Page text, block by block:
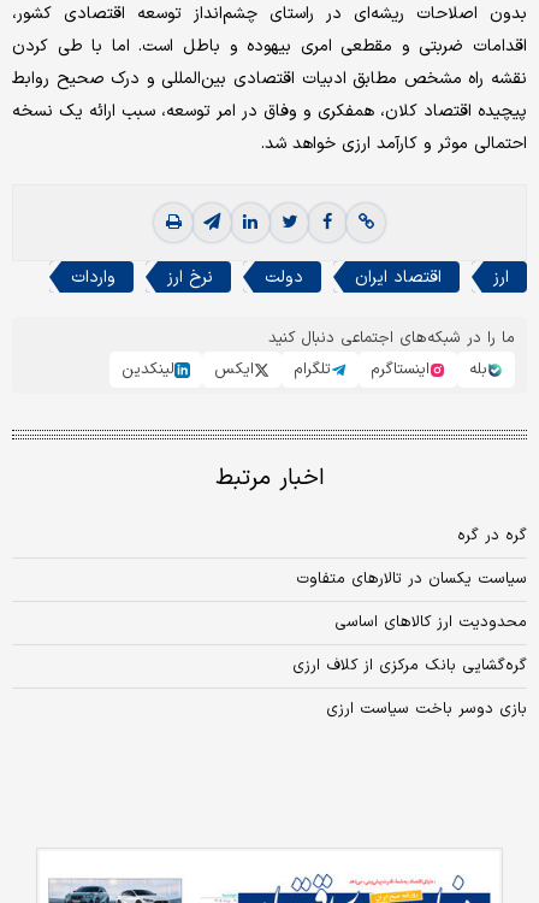
بدون اصلاحات ریشه‌ای در راستای چشم‌انداز توسعه اقتصادی کشور،
اقدامات ضربتی و مقطعی امری بیهوده و باطل است. اما با طی کردن
نقشه راه مشخص مطابق ادبیات اقتصادی بین‌المللی و درک صحیح روابط
پیچیده اقتصاد کلان، همفکری و وفاق در امر توسعه، سبب ارائه یک نسخه
احتمالی موثر و کارآمد ارزی خواهد شد.
ارز اقتصاد ایران دولت نرخ ارز واردات
ما را در شبکه‌های اجتماعی دنبال کنید
بله
اینستاگرم تلگرام ایکس لینکدین
اخبار مرتبط
گره در گره
سیاست یکسان در تالارهای متفاوت
محدودیت ارز کالاهای اساسی
گره‌گشایی بانک مرکزی از کلاف ارزی
بازی دوسر باخت سیاست ارزی